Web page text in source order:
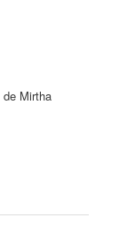
de Mirtha